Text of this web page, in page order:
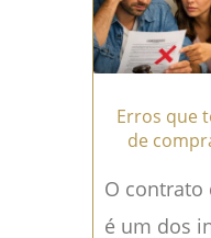
Erros que
de
O contrato
é um dos